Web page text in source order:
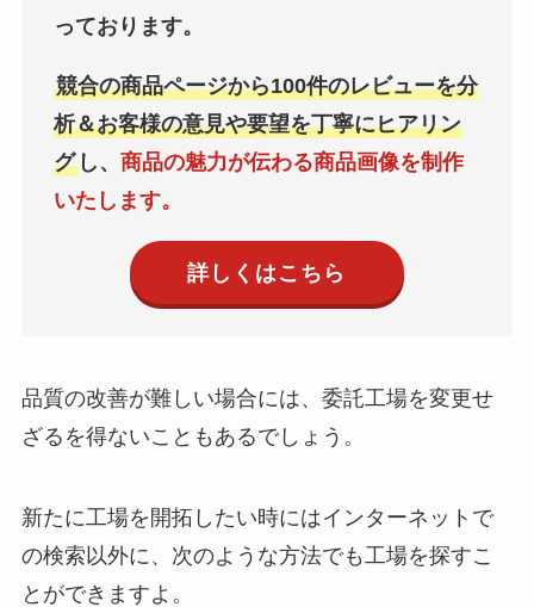
っております。
競合の商品ページから100件のレビューを分
析＆お客様の意見や要望を丁寧にヒアリン
グし、 商品の魅力が伝わる商品画像を制作
いたします。
詳しくはこちら
品質の改善が難しい場合には、委託工場を変更せ
ざるを得ないこともあるでしょう。
新たに工場を開拓したい時にはインターネットで
の検索以外に、次のような方法でも工場を探すこ
とができますよ。